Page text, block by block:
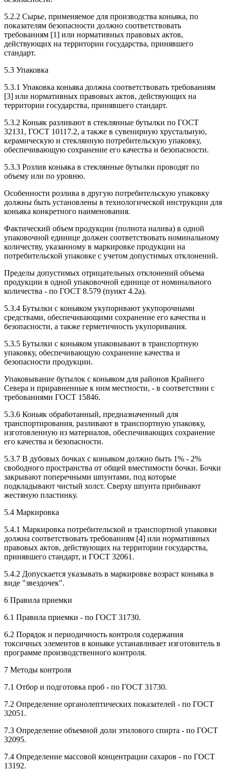
5.2.2 Сырье, применяемое для производства коньяка, по
показателям безопасности должно соответствовать
требованиям [1] или нормативных правовых актов,
действующих на территории государства, принявшего
стандарт.
5.3 Упаковка
5.3.1 Упаковка коньяка должна соответствовать требованиям
[3] или нормативных правовых актов, действующих на
территории государства, принявшего стандарт.
5.3.2 Коньяк разливают в стеклянные бутылки по ГОСТ
32131, ГОСТ 10117.2, а также в сувенирную хрустальную,
керамическую и стеклянную потребительскую упаковку,
обеспечивающую сохранение его качества и безопасности.
5.3.3 Розлив коньяка в стеклянные бутылки проводят по
объему или по уровню.
Особенности розлива в другую потребительскую упаковку
должны быть установлены в технологической инструкции для
коньяка конкретного наименования.
Фактический объем продукции (полнота налива) в одной
упаковочной единице должен соответствовать номинальному
количеству, указанному в маркировке продукции на
потребительской упаковке с учетом допустимых отклонений.
Пределы допустимых отрицательных отклонений объема
продукции в одной упаковочной единице от номинального
количества - по ГОСТ 8.579 (пункт 4.2а).
5.3.4 Бутылки с коньяком укупоривают укупорочными
средствами, обеспечивающими сохранение его качества и
безопасности, а также герметичность укупоривания.
5.3.5 Бутылки с коньяком упаковывают в транспортную
упаковку, обеспечивающую сохранение качества и
безопасности продукции.
Упаковывание бутылок с коньяком для районов Крайнего
Севера и приравненные к ним местности, - в соответствии с
требованиями ГОСТ 15846.
5.3.6 Коньяк обработанный, предназначенный для
транспортирования, разливают в транспортную упаковку,
изготовленную из материалов, обеспечивающих сохранение
его качества и безопасности.
5.3.7 В дубовых бочках с коньяком должно быть 1% - 2%
свободного пространства от общей вместимости бочки. Бочки
закрывают поперечными шпунтами, под которые
подкладывают чистый холст. Сверху шпунта прибивают
жестяную пластинку.
5.4 Маркировка
5.4.1 Маркировка потребительской и транспортной упаковки
должна соответствовать требованиям [4] или нормативных
правовых актов, действующих на территории государства,
принявшего стандарт, и ГОСТ 32061.
5.4.2 Допускается указывать в маркировке возраст коньяка в
виде "звездочек".
6 Правила приемки
6.1 Правила приемки - по ГОСТ 31730.
6.2 Порядок и периодичность контроля содержания
токсичных элементов в коньяке устанавливает изготовитель в
программе производственного контроля.
7 Методы контроля
7.1 Отбор и подготовка проб - по ГОСТ 31730.
7.2 Определение органолептических показателей - по ГОСТ
32051.
7.3 Определение объемной доли этилового спирта - по ГОСТ
32095.
7.4 Определение массовой концентрации сахаров - по ГОСТ
13192.